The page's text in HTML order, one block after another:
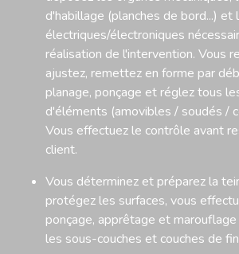
d'habillage (planches de bord...) et
électriques/électroniques
réalisation de l'intervention. Vous
ajustez, remettez en forme par
planage, ponçage et réglez tous
d'éléments (amovibles / soudés /
Vous effectuez le contrôle avant
client.
Vous déterminez et préparez la
protégez les surfaces, vous
ponçage, apprêtage et
les sous-couches et couches de